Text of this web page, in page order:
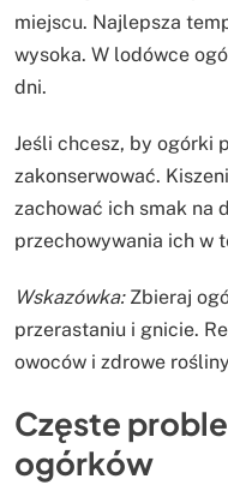
miejscu. Najlepsza
wysoka. W lodówce
dni.
Jeśli chcesz, by ogórki
zakonserwować.
zachować ich smak na
przechowywania ich w
Wskazówka:Zbieraj
przerastaniu i gnicie.
owoców i zdrowe
Częste
ogórków